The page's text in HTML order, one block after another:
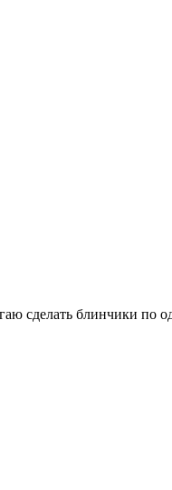
сделать блинчики по